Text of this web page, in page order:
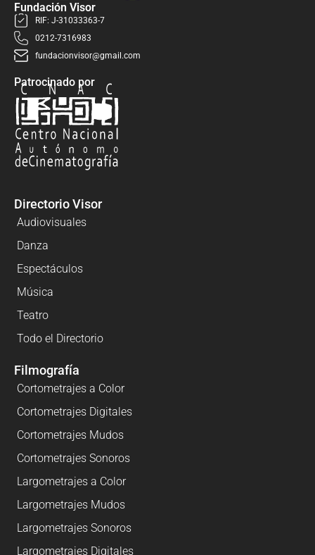
Fundación Visor
RIF: J-31033363-7
0212-7316983
fundacionvisor@gmail.com
Patrocinado por
Directorio Visor
Audiovisuales
Danza
Espectáculos
Música
Teatro
Todo el Directorio
Filmografía
Cortometrajes a Color
Cortometrajes Digitales
Cortometrajes Mudos
Cortometrajes Sonoros
Largometrajes a Color
Largometrajes Mudos
Largometrajes Sonoros
Largometrajes Digitales